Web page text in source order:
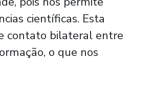
científicas. Esta
contato bilateral entre
o que nos